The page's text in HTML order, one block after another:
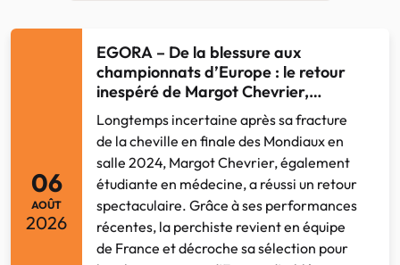
06
AOÛT
2026
EGORA – De la blessure aux
championnats d’Europe : le retour
inespéré de Margot Chevrier,
perchiste et étudiante en médecine
Longtemps incertaine après sa fracture
de la cheville en finale des Mondiaux en
salle 2024, Margot Chevrier, également
étudiante en médecine, a réussi un retour
spectaculaire. Grâce à ses performances
récentes, la perchiste revient en équipe
de France et décroche sa sélection pour